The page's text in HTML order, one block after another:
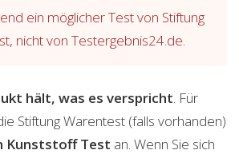
ein möglicher Test von Stiftung
nicht von Testergebnis24.de.
hält, was es verspricht. Für
Stiftung Warentest (falls vorhanden)
Kunststoff Test an. Wenn Sie sich